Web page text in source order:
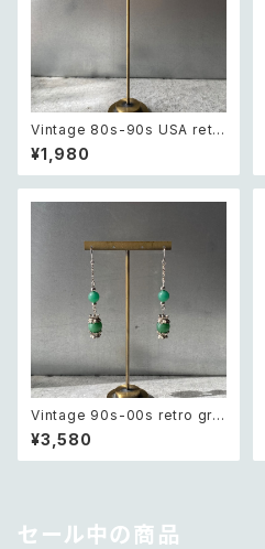
Vintage 80s-90s USA retr
o sun design pierce レトロ
アメリカ ヴィンテージ アクセサ
リー 太陽 デザイン ピアス
¥1,980
Vintage 90s-00s retro gre
en aventurine pierce レトロ
ヴィンテージ アクセサリー 天然
石 グリーンアベンチュリン ピア
¥3,580
セール中の商品